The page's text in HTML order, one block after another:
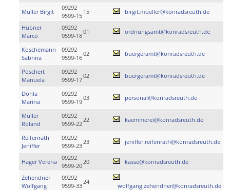
Müller Birgit
09292
9599-15
15 birgit.mueller@konradsreuth.de
Hübner
Marco
09292
9599-18
01 ordnungsamt@konradsreuth.de
Koschemann
Sabrina
09292
9599-16
02 buergeramt@konradsreuth.de
Poschert
Manuela
09292
9599-17
02 buergeramt@konradsreuth.de
Döhla
Marina
09292
9599-19
03 personal@konradsreuth.de
Müller
Roland
09292
9599-22
22 kaemmerei@konradsreuth.de
Reifenrath
Jeniffer
09292
9599-23
23 jeniffer.reifenrath@konradsreuth.de
Hager Verena
09292
9599-20
20 kasse@konradsreuth.de
Zehendner
Wolfgang
09292
9599-33
24
wolfgang.zehendner@konradsreuth.de